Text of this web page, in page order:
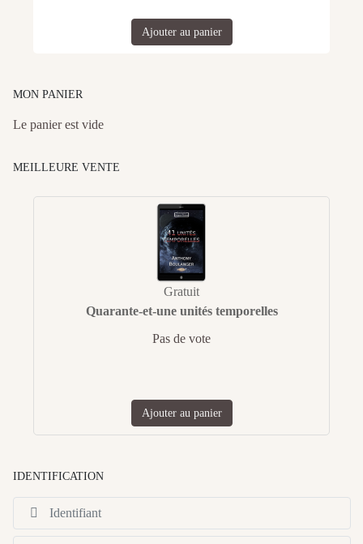
Ajouter au panier
MON PANIER
Le panier est vide
MEILLEURE VENTE
Gratuit
Quarante-et-une unités temporelles
Pas de vote
Ajouter au panier
IDENTIFICATION